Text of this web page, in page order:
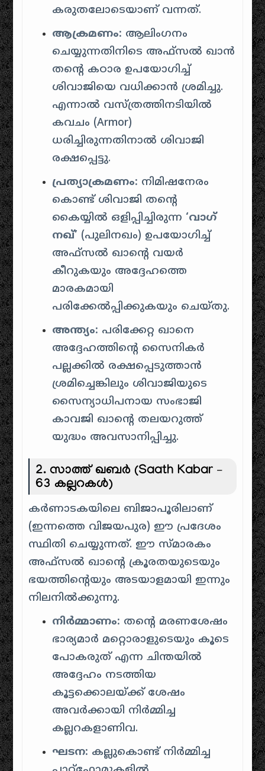
കരുതലോടെയാണ് വന്നത്.
ആക്രമണം: ആലിംഗനം
ചെയ്യുന്നതിനിടെ അഫ്സൽ ഖാൻ
തന്റെ കഠാര ഉപയോഗിച്ച്
ശിവാജിയെ വധിക്കാൻ ശ്രമിച്ചു.
എന്നാൽ വസ്ത്രത്തിനടിയിൽ
കവചം (Armor)
ധരിച്ചിരുന്നതിനാൽ ശിവാജി
രക്ഷപ്പെട്ടു.
പ്രത്യാക്രമണം: നിമിഷനേരം
കൊണ്ട് ശിവാജി തന്റെ
കൈയ്യിൽ ഒളിപ്പിച്ചിരുന്ന‘വാഗ്
നഖ്’ (പുലിനഖം) ഉപയോഗിച്ച്
അഫ്സൽ ഖാൻ്റെ വയർ
കീറുകയും അദ്ദേഹത്തെ
മാരകമായി
പരിക്കേൽപ്പിക്കുകയും ചെയ്തു.
അന്ത്യം: പരിക്കേറ്റ ഖാനെ
അദ്ദേഹത്തിന്റെ സൈനികർ
പല്ലക്കിൽ രക്ഷപ്പെടുത്താൻ
ശ്രമിച്ചെങ്കിലും ശിവാജിയുടെ
സൈന്യാധിപനായ സംഭാജി
കാവജി ഖാൻ്റെ തലയറുത്ത്
യുദ്ധം അവസാനിപ്പിച്ചു.
2. സാത്ത് ഖബർ (Saath Kabar –
63 കല്ലറകൾ)
കർണാടകയിലെ ബിജാപൂരിലാണ്
(ഇന്നത്തെ വിജയപുര) ഈ പ്രദേശം
സ്ഥിതി ചെയ്യുന്നത്. ഈ സ്മാരകം
അഫ്സൽ ഖാൻ്റെ ക്രൂരതയുടെയും
ഭയത്തിന്റെയും അടയാളമായി ഇന്നും
നിലനിൽക്കുന്നു.
നിർമ്മാണം: തന്റെ മരണശേഷം
ഭാര്യമാർ മറ്റൊരാളുടെയും കൂടെ
പോകരുത് എന്ന ചിന്തയിൽ
അദ്ദേഹം നടത്തിയ
കൂട്ടക്കൊലയ്ക്ക് ശേഷം
അവർക്കായി നിർമ്മിച്ച
കല്ലറകളാണിവ.
ഘടന: കല്ലുകൊണ്ട് നിർമ്മിച്ച